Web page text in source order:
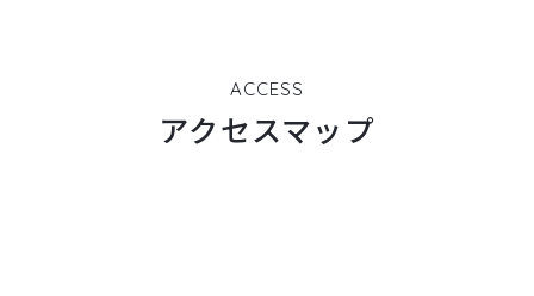
ACCESS
アクセスマップ